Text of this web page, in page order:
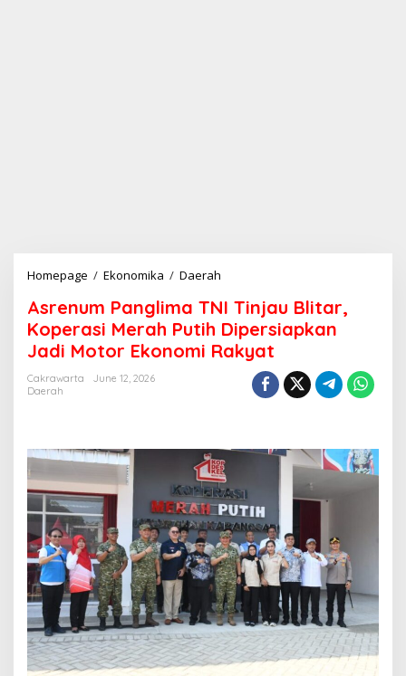
Homepage / Ekonomika / Daerah
r
e
n
u
l
i
m
a
T
N
I
T
i
n
j
a
u
B
Asrenum Panglima TNI Tinjau Blitar,
Koperasi Merah Putih Dipersiapkan
Jadi Motor Ekonomi Rakyat
Cakrawarta
June 12, 2026
Daerah